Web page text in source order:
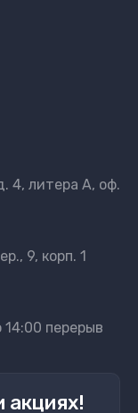
4, литера А, оф.
9, корп. 1
перерыв
акциях!